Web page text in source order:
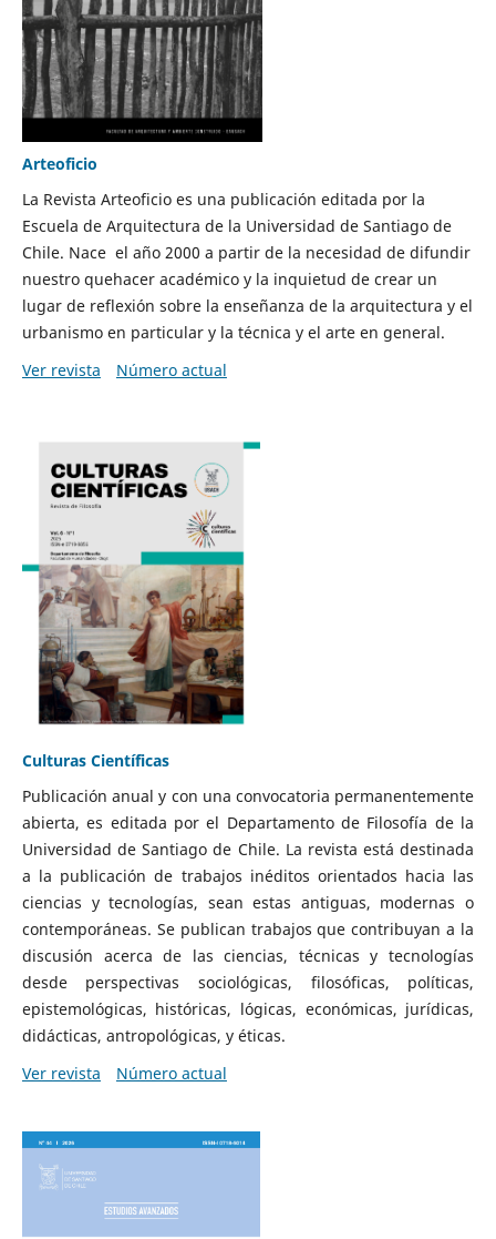
Arteoficio
La Revista Arteoficio es una publicación editada por la
Escuela de Arquitectura de la Universidad de Santiago de
Chile. Nace el año 2000 a partir de la necesidad de difundir
nuestro quehacer académico y la inquietud de crear un
lugar de reflexión sobre la enseñanza de la arquitectura y el
urbanismo en particular y la técnica y el arte en general.
Ver revista
Número actual
Culturas Científicas
Publicación anual y con una convocatoria permanentemente
abierta, es editada por el Departamento de Filosofía de la
Universidad de Santiago de Chile. La revista está destinada
a la publicación de trabajos inéditos orientados hacia las
ciencias y tecnologías, sean estas antiguas, modernas o
contemporáneas. Se publican trabajos que contribuyan a la
discusión acerca de las ciencias, técnicas y tecnologías
desde perspectivas sociológicas, filosóficas, políticas,
epistemológicas, históricas, lógicas, económicas, jurídicas,
didácticas, antropológicas, y éticas.
Ver revista
Número actual